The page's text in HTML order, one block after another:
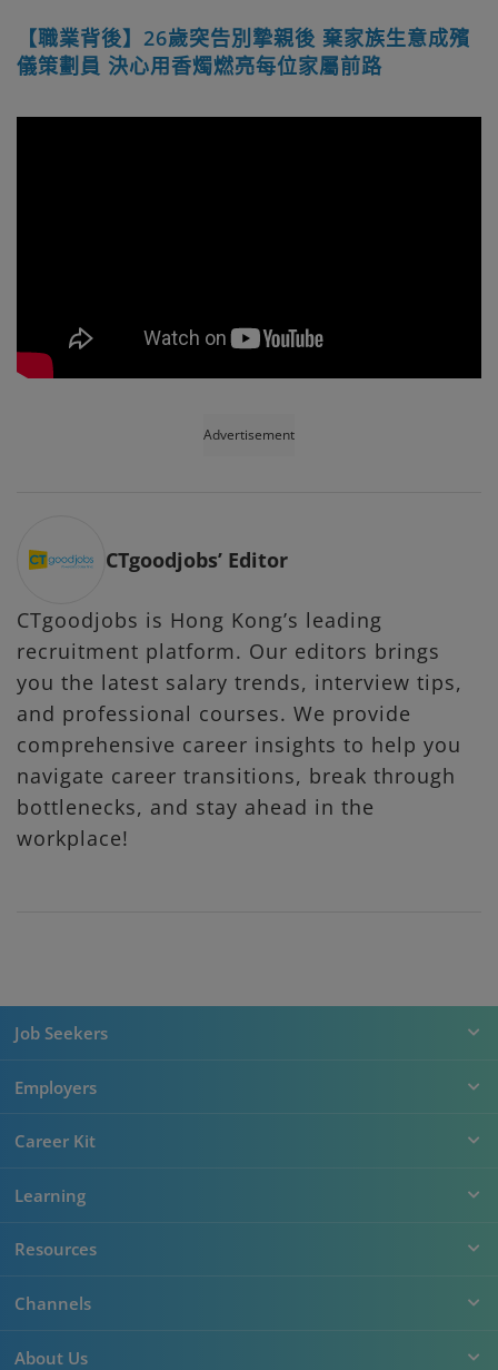
【職業背後】26歲突告別摯親後 棄家族生意成殯
儀策劃員 決心用香燭燃亮每位家屬前路
Advertisement
CTgoodjobs’ Editor
CTgoodjobs is Hong Kong’s leading
recruitment platform. Our editors brings
you the latest salary trends, interview tips,
and professional courses. We provide
comprehensive career insights to help you
navigate career transitions, break through
bottlenecks, and stay ahead in the
workplace!
Job Seekers
Employers
Career Kit
Learning
Resources
Channels
About Us